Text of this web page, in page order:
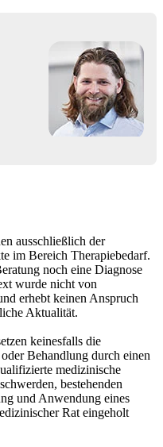
ausschließlich der
im Bereich Therapiebedarf.
noch eine Diagnose
wurde nicht von
erhebt keinen Anspruch
Aktualität.
keinesfalls die
Behandlung durch einen
medizinische
bestehenden
und Anwendung eines
Rat eingeholt